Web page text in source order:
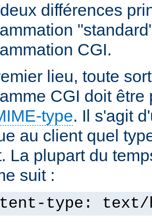
différences
CGI.
lieu, toute
CGI doit être
type. Il s'agit
au client quel
La plupart du
suit :
type: text/